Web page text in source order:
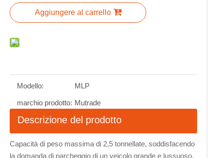
Aggiungere al carrello
Modello: MLP
marchio prodotto: Mutrade
Descrizione del prodotto
Capacità di peso massima di 2,5 tonnellate, soddisfacendo
la domanda di parcheggio di un veicolo grande e lussuoso.